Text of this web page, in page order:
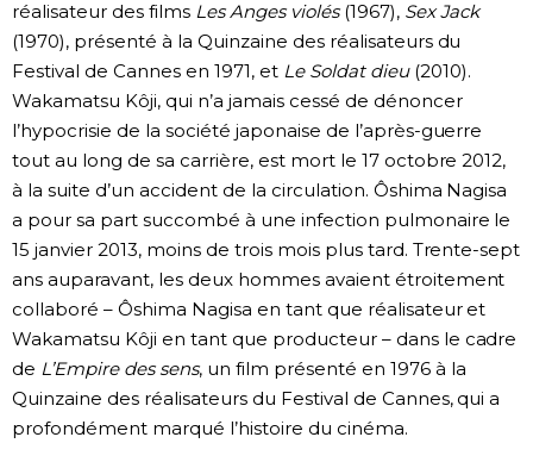
Tokyo
réalisateur des films Les Anges violés(1967), Sex Jack
(1970), présenté à la Quinzaine des réalisateurs du
Festival de Cannes en 1971, et Le Soldat dieu(2010).
Wakamatsu Kôji, qui n’a jamais cessé de dénoncer
l’hypocrisie de la société japonaise de l’après-guerre
tout au long de sa carrière, est mort le 17 octobre 2012,
à la suite d’un accident de la circulation. Ôshima Nagisa
a pour sa part succombé à une infection pulmonaire le
15 janvier 2013, moins de trois mois plus tard. Trente-sept
ans auparavant, les deux hommes avaient étroitement
collaboré – Ôshima Nagisa en tant que réalisateur et
Wakamatsu Kôji en tant que producteur – dans le cadre
de L’Empire des sens, un film présenté en 1976 à la
Quinzaine des réalisateurs du Festival de Cannes, qui a
profondément marqué l’histoire du cinéma.